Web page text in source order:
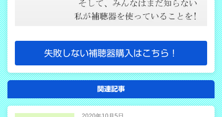
失敗しない補聴器購入はこちら！
関連記事